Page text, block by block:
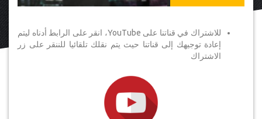
للاشتراك في قناتنا على YouTube، انقر على الرابط أدناه ليتم
إعادة توجيهك إلى قناتنا حيث يتم نقلك تلقائيا للننقر على زر
الاشتراك